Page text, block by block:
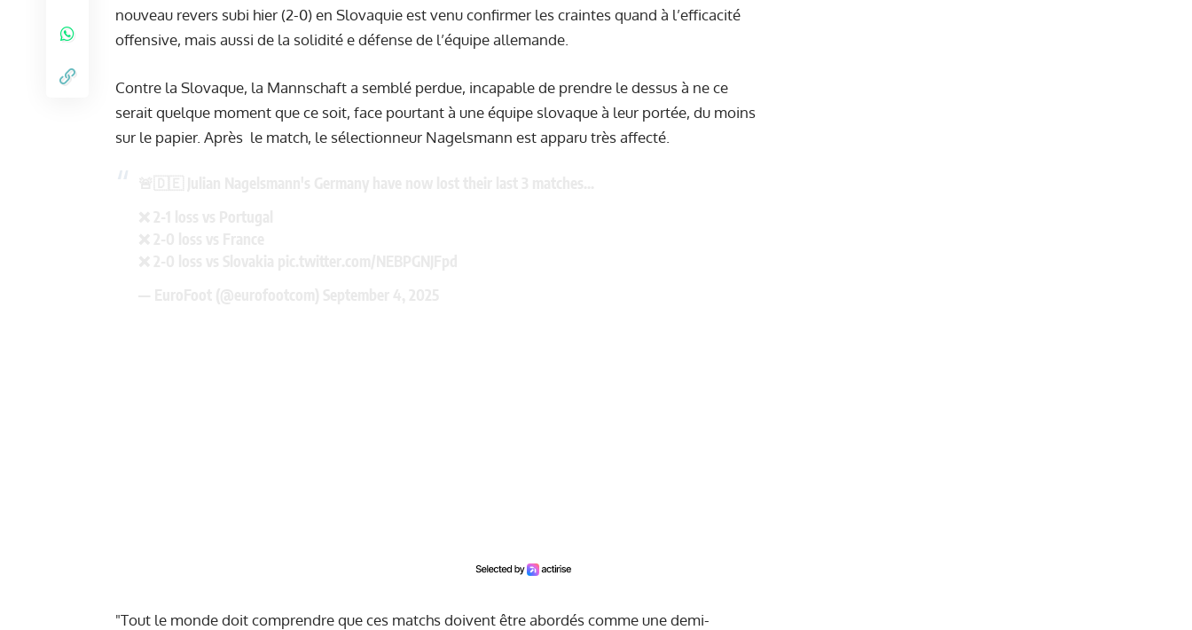
nouveau revers subi hier (2-0) en Slovaquie est venu confirmer les craintes quand à l’efficacité
offensive, mais aussi de la solidité e défense de l’équipe allemande.
Contre la Slovaque, la Mannschaft a semblé perdue, incapable de prendre le dessus à ne ce
serait quelque moment que ce soit, face pourtant à une équipe slovaque à leur portée, du moins
sur le papier. Après le match, le sélectionneur Nagelsmann est apparu très affecté.
"Tout le monde doit comprendre que ces matchs doivent être abordés comme une demi-